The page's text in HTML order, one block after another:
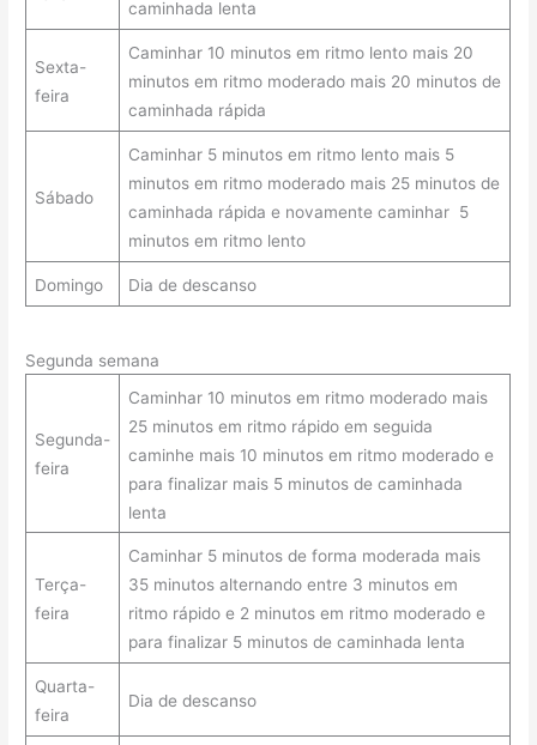
caminhada lenta
Sexta-
feira
Caminhar 10 minutos em ritmo lento mais 20
minutos em ritmo moderado mais 20 minutos de
caminhada rápida
Sábado
Caminhar 5 minutos em ritmo lento mais 5
minutos em ritmo moderado mais 25 minutos de
caminhada rápida e novamente caminhar 5
minutos em ritmo lento
Domingo Dia de descanso
Segunda semana
Segunda-
feira
Caminhar 10 minutos em ritmo moderado mais
25 minutos em ritmo rápido em seguida
caminhe mais 10 minutos em ritmo moderado e
para finalizar mais 5 minutos de caminhada
lenta
Terça-
feira
Caminhar 5 minutos de forma moderada mais
35 minutos alternando entre 3 minutos em
ritmo rápido e 2 minutos em ritmo moderado e
para finalizar 5 minutos de caminhada lenta
Quarta-
feira
Dia de descanso